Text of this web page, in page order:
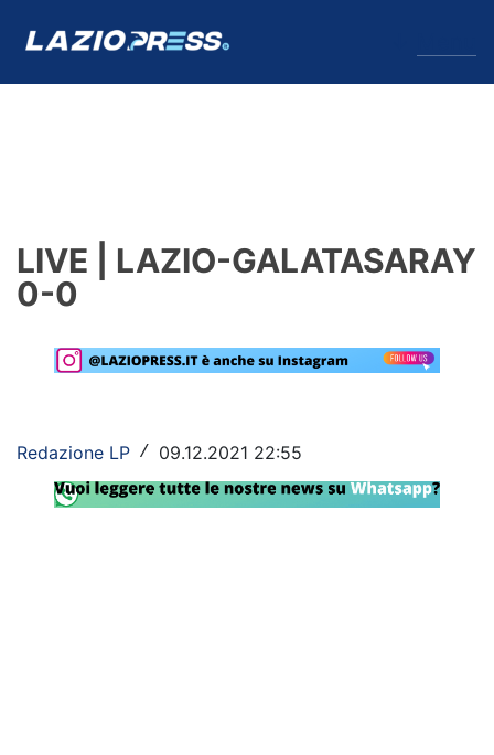
Formello
Primavera
Lazio Women
LIVE | LAZIO-GALATASARAY
0-0
Redazione LP / 09.12.2021 22:55